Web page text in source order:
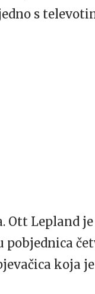
s
Ott Lepland je
pobjednica
koja